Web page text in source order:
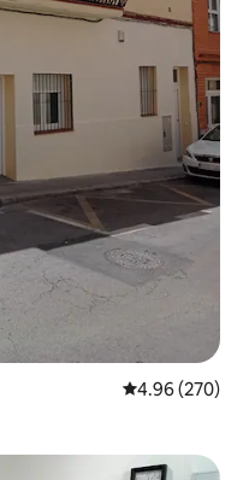
औसत रेटिंग 5 में से
4.96 (270)